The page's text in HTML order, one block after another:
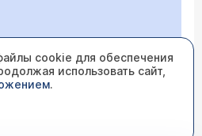
cookie для обеспечения
использовать сайт,
.